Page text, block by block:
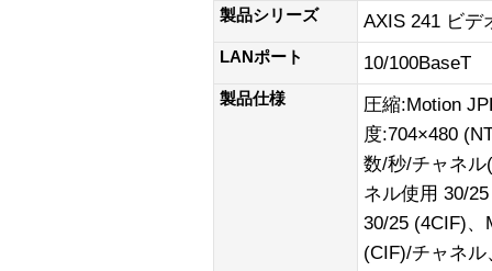
製品シリーズ AXIS 241 ビデ
LANポート 10/100BaseT
製品仕様
圧縮:Motion
度:704×480
数/秒/チャネル
ネル使用 30/
30/25 (4CIF)、
(CIF)/チャネ